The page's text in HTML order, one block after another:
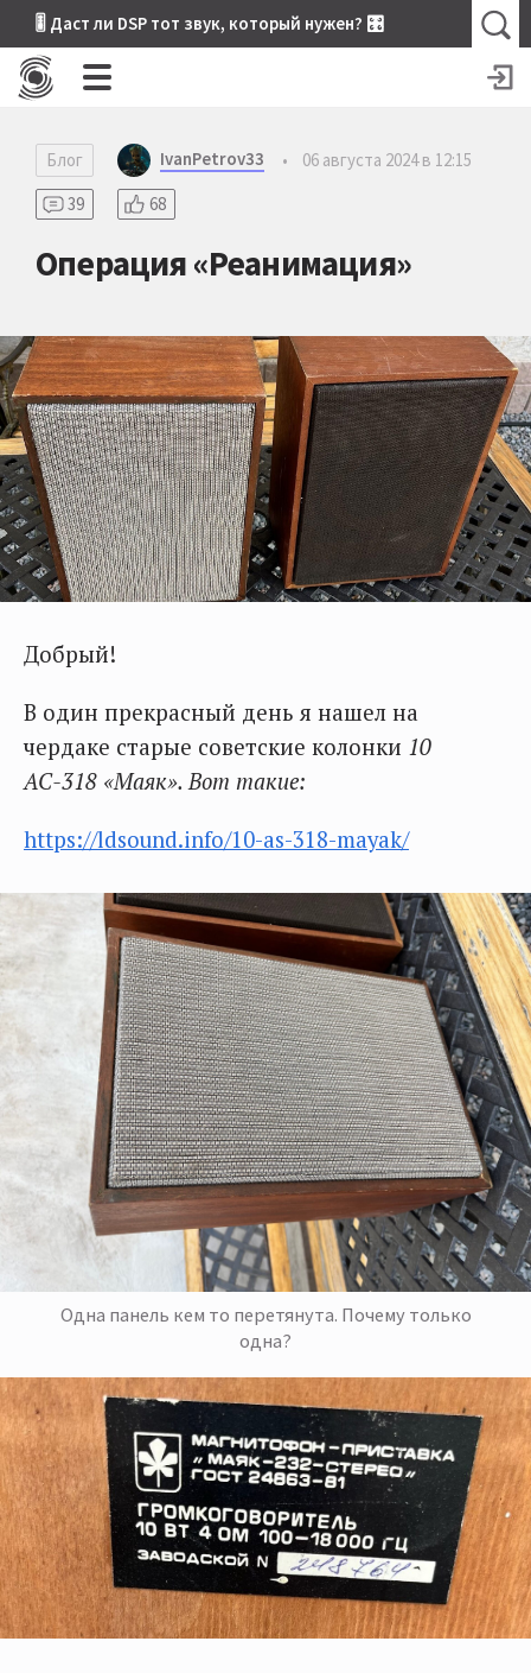
🎚 Даст ли DSP тот звук, который нужен? 🎛
Блог IvanPetrov33 •
06 августа 2024 в 12:15
39
68
Операция «Реанимация»
Добрый!
В один прекрасный день я нашел на
чердаке старые советские колонки 10
АС-318 «Маяк». Вот такие:
https://ldsound.info/10-as-318-mayak/
Одна панель кем то перетянута. Почему только
одна?